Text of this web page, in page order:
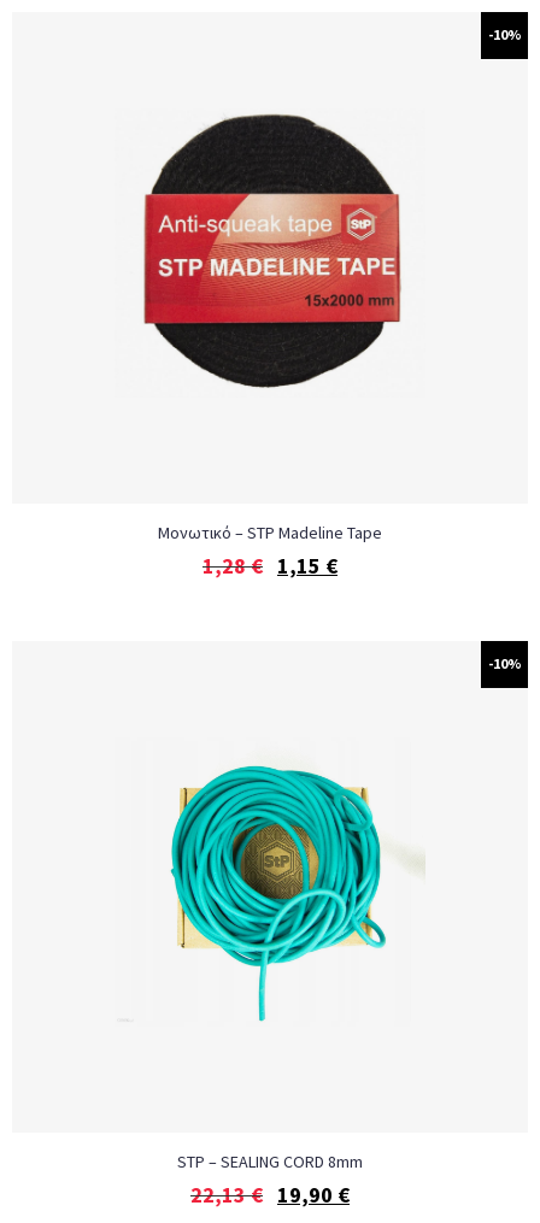
-10%
Μονωτικό – STP Madeline Tape
1,28€ 1,15 €
-10%
STP – SEALING CORD 8mm
22,13€ 19,90 €